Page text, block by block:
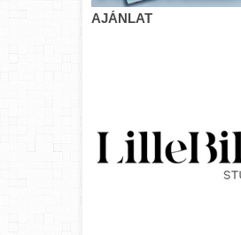
AJÁNLAT